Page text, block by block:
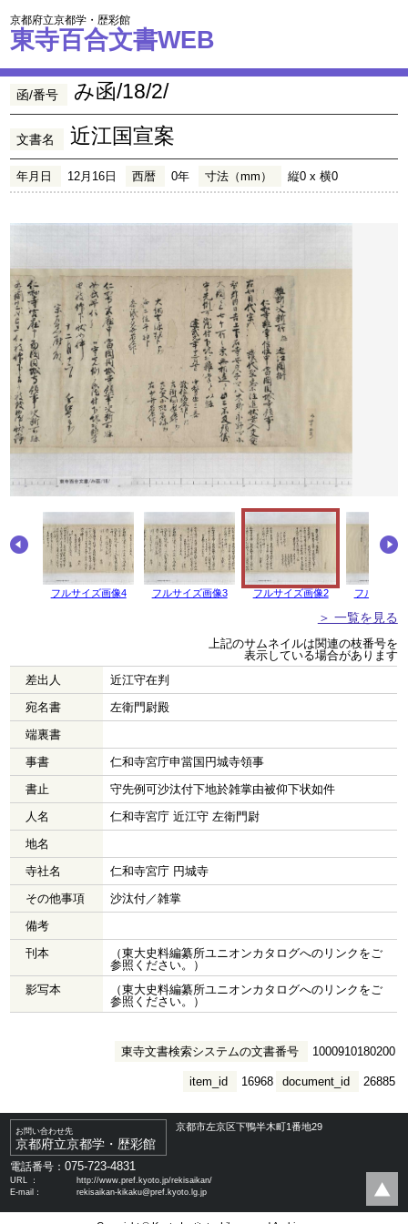
京都府立京都学・歴彩館
東寺百合文書WEB
函/番号 み函/18/2/
文書名 近江国宣案
年月日 12月16日 西暦 0年 寸法（mm） 縦0 x 横0
フルサイズ画像4 フルサイズ画像3 フルサイズ画像2 フルサイズ
＞ 一覧を見る
上記のサムネイルは関連の枝番号を
表示している場合があります
差出人
近江守在判
宛名書
左衛門尉殿
端裏書
事書
仁和寺宮庁申當国円城寺領事
書止
守先例可沙汰付下地於雑掌由被仰下状如件
人名
仁和寺宮庁 近江守 左衛門尉
地名
寺社名
仁和寺宮庁 円城寺
その他事項
沙汰付／雑掌
備考
刊本
（東大史料編纂所ユニオンカタログへのリンクをご
参照ください。）
影写本
（東大史料編纂所ユニオンカタログへのリンクをご
参照ください。）
東寺文書検索システムの文書番号 1000910180200
document_id 26885
item_id 16968
お問い合わせ先
京都府立京都学・歴彩館
京都市左京区下鴨半木町1番地29
電話番号：075-723-4831
URL ：
http://www.pref.kyoto.jp/rekisaikan/
E-mail：
rekisaikan-kikaku@pref.kyoto.lg.jp